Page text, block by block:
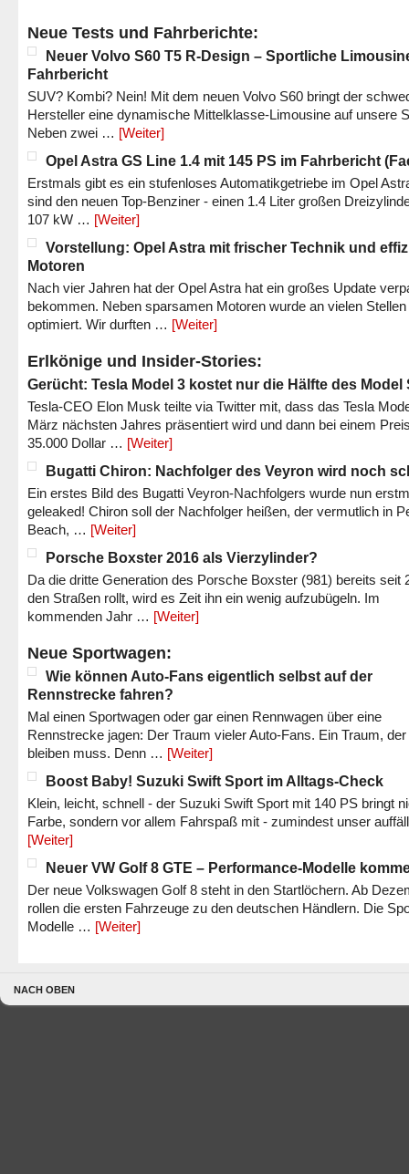
Neue Tests und Fahrberichte:
Neuer Volvo S60 T5 R-Design – Sportliche
Fahrbericht
SUV? Kombi? Nein! Mit dem neuen Volvo S60 bringt der
Hersteller eine dynamische Mittelklasse-Limousine auf unsere
Neben zwei … [Weiter]
Opel Astra GS Line 1.4 mit 145 PS im Fahrbericht
Erstmals gibt es ein stufenloses Automatikgetriebe im Opel
sind den neuen Top-Benziner - einen 1.4 Liter großen
107 kW … [Weiter]
Vorstellung: Opel Astra mit frischer Technik und
Motoren
Nach vier Jahren hat der Opel Astra hat ein großes Update
bekommen. Neben sparsamen Motoren wurde an vielen Stellen
optimiert. Wir durften … [Weiter]
Erlkönige und Insider-Stories:
Gerücht: Tesla Model 3 kostet nur die Hälfte des Model
Tesla-CEO Elon Musk teilte via Twitter mit, dass das Tesla
März nächsten Jahres präsentiert wird und dann bei einem
35.000 Dollar … [Weiter]
Bugatti Chiron: Nachfolger des Veyron wird noch
Ein erstes Bild des Bugatti Veyron-Nachfolgers wurde nun
geleaked! Chiron soll der Nachfolger heißen, der vermutlich in
Beach, … [Weiter]
Porsche Boxster 2016 als Vierzylinder?
Da die dritte Generation des Porsche Boxster (981) bereits seit
den Straßen rollt, wird es Zeit ihn ein wenig aufzubügeln. Im
kommenden Jahr … [Weiter]
Neue Sportwagen:
Wie können Auto-Fans eigentlich selbst auf der
Rennstrecke fahren?
Mal einen Sportwagen oder gar einen Rennwagen über eine
Rennstrecke jagen: Der Traum vieler Auto-Fans. Ein Traum,
bleiben muss. Denn … [Weiter]
Boost Baby! Suzuki Swift Sport im Alltags-Check
Klein, leicht, schnell - der Suzuki Swift Sport mit 140 PS bringt
Farbe, sondern vor allem Fahrspaß mit - zumindest unser
[Weiter]
Neuer VW Golf 8 GTE – Performance-Modelle
Der neue Volkswagen Golf 8 steht in den Startlöchern. Ab
rollen die ersten Fahrzeuge zu den deutschen Händlern. Die
Modelle … [Weiter]
NACH OBEN